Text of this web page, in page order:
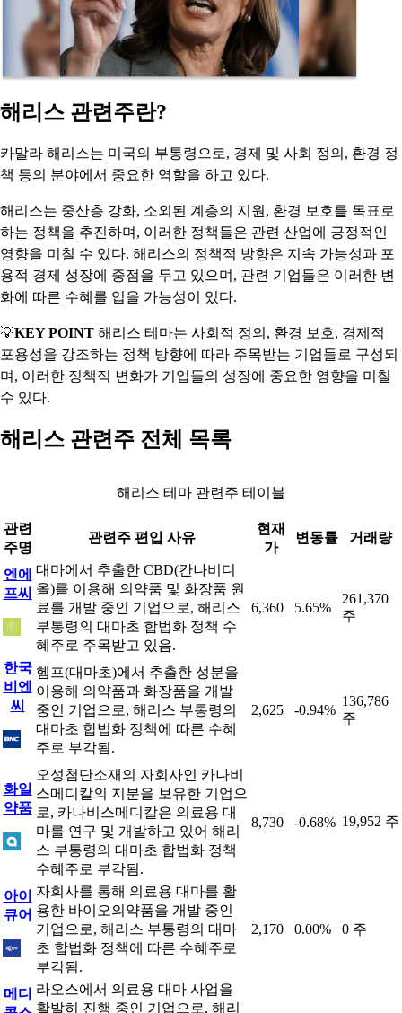
해리스 관련주란?
카말라 해리스는 미국의 부통령으로, 경제 및 사회 정의, 환경 정
책 등의 분야에서 중요한 역할을 하고 있다.
해리스는 중산층 강화, 소외된 계층의 지원, 환경 보호를 목표로
하는 정책을 추진하며, 이러한 정책들은 관련 산업에 긍정적인
영향을 미칠 수 있다. 해리스의 정책적 방향은 지속 가능성과 포
용적 경제 성장에 중점을 두고 있으며, 관련 기업들은 이러한 변
화에 따른 수혜를 입을 가능성이 있다.
💡KEY POINT 해리스 테마는 사회적 정의, 환경 보호, 경제적
포용성을 강조하는 정책 방향에 따라 주목받는 기업들로 구성되
며, 이러한 정책적 변화가 기업들의 성장에 중요한 영향을 미칠
수 있다.
해리스 관련주 전체 목록
해리스 테마 관련주 테이블
관련
주명
관련주 편입 사유
현재
가
변동률 거래량
엔에
프씨
대마에서 추출한 CBD(칸나비디
올)를 이용해 의약품 및 화장품 원
료를 개발 중인 기업으로, 해리스
부통령의 대마초 합법화 정책 수
혜주로 주목받고 있음.
6,360 5.65%
261,370
주
한국
비엔
씨
헴프(대마초)에서 추출한 성분을
이용해 의약품과 화장품을 개발
중인 기업으로, 해리스 부통령의
대마초 합법화 정책에 따른 수혜
주로 부각됨.
2,625 -0.94%
136,786
주
화일
약품
오성첨단소재의 자회사인 카나비
스메디칼의 지분을 보유한 기업으
로, 카나비스메디칼은 의료용 대
마를 연구 및 개발하고 있어 해리
스 부통령의 대마초 합법화 정책
수혜주로 부각됨.
8,730 -0.68% 19,952 주
아이
큐어
자회사를 통해 의료용 대마를 활
용한 바이오의약품을 개발 중인
기업으로, 해리스 부통령의 대마
초 합법화 정책에 따른 수혜주로
부각됨.
2,170 0.00% 0 주
메디 라오스에서 의료용 대마 사업을
활발히 진행 중인 기업으로, 해리